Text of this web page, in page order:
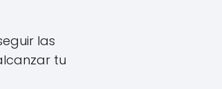
las
tu